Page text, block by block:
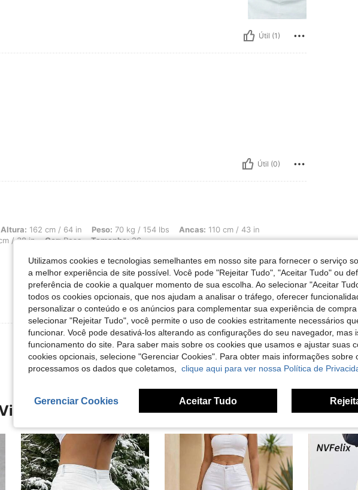
Útil (1)
Útil (0)
cm / 64 in, Peso: 70 kg / 154 lbs, Ancas: 110 cm / 43 in, Cintura: 78 cm / 31 in, Busto: 97 cm / 38 in, Cor:
Altura: 162 cm / 64 in Peso: 70 kg / 154 lbs Ancas: 110 cm / 43 in
/ 38 in Cor:Rosa Tamanho:26
Útil (0)
Ver Mais Avaliações
Utilizamos cookies e tecnologias semelhantes em nosso site para fornecer o serviço
a melhor experiência de site possível. Você pode "Rejeitar Tudo", "Aceitar Tudo" ou
preferência de cookie a qualquer momento de sua escolha. Ao selecionar "Aceitar
todos os cookies opcionais, que nos ajudam a analisar o tráfego, oferecer
personalizar o conteúdo e os anúncios para complementar sua experiência de
selecionar "Rejeitar Tudo", você permite o uso de cookies estritamente necessários
funcionar. Você pode desativá-los alterando as configurações do seu navegador, mas
funcionamento do site. Para saber mais sobre os cookies que usamos e ajustar suas
cookies opcionais, selecione "Gerenciar Cookies". Para obter mais informações sobre
processamos os dados que coletamos, clique aqui para ver nossa Política de
Gerenciar Cookies Aceitar Tudo